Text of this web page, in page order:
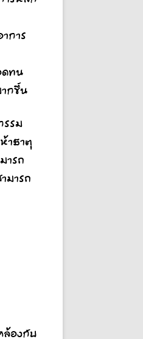
การ
ดทน
กขึ้น
รม
าธาตุ
ารถ
มารถ
ล้องกับ